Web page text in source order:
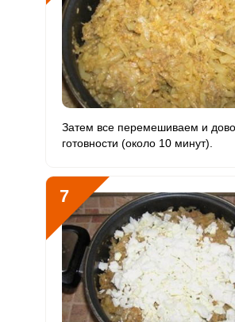
Затем все перемешиваем и
готовности (около 10 минут).
7